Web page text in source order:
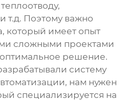
т.д. Поэтому важно
который имеет опыт
сложными проектами
решение.
систему
нам нужен
специализируется на